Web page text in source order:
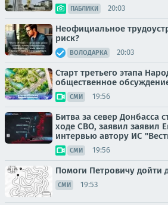
ПАБЛИКИ 20:03
Неофициальное
риск?
ВОЛОДАРКА 20:03
Старт третьего этапа
общественное
СМИ 19:56
Битва за север Донбасса
ходе СВО, заявил заявил
интервью автору ИС
СМИ 19:56
Помоги Петровичу дойти
СМИ 19:53